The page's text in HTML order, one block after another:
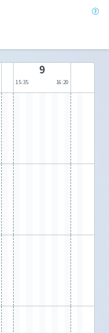
9
15:35 16:20